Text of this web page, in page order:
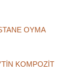
OYMA
KOMPOZİT